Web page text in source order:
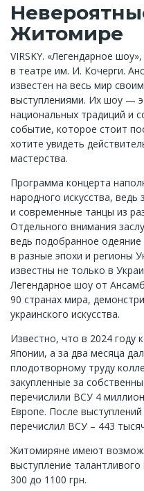
Житомире
VIRSKY. «Легендарное
в театре им. И. Кочерги.
известен на весь мир
выступлениями. Их шоу —
национальных традиций и
событие, которое стоит
хотите увидеть
мастерства.
Программа концерта
народного искусства,
и современные танцы из
Отдельного внимания
ведь подобранное одеяние
в разные эпохи и регионы
известны не только в
Легендарное шоу от
90 странах мира,
украинского искусства.
Известно, что в 2024 году
Японии, а за два месяца
плодотворному труду
закупленные за
перечислили ВСУ 4
Европе. После
перечислил ВСУ – 443
Житомиряне имеют
выступление
300 до 1100 грн.